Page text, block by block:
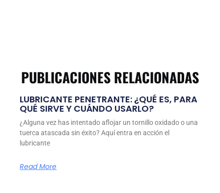
PUBLICACIONES RELACIONADAS
LUBRICANTE PENETRANTE: ¿QUÉ ES, PARA
QUÉ SIRVE Y CUÁNDO USARLO?
¿Alguna vez has intentado aflojar un tornillo oxidado o una
tuerca atascada sin éxito? Aquí entra en acción el
lubricante
Read More